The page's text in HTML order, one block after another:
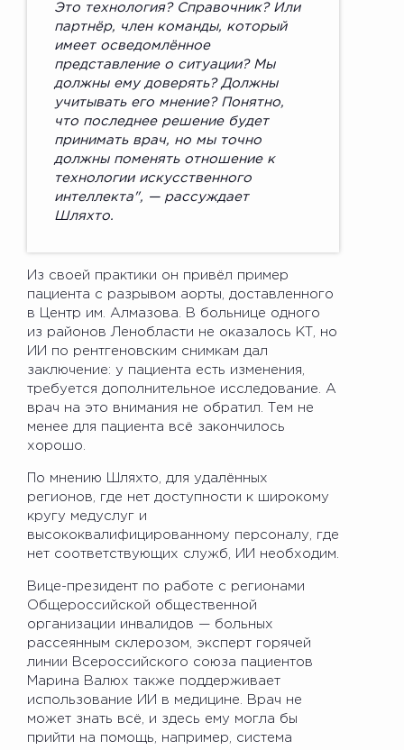
Это технология? Справочник? Или
партнёр, член команды, который
имеет осведомлённое
представление о ситуации? Мы
должны ему доверять? Должны
учитывать его мнение? Понятно,
что последнее решение будет
принимать врач, но мы точно
должны поменять отношение к
технологии искусственного
интеллекта", — рассуждает
Шляхто.
Из своей практики он привёл пример
пациента с разрывом аорты, доставленного
в Центр им. Алмазова. В больнице одного
из районов Ленобласти не оказалось КТ, но
ИИ по рентгеновским снимкам дал
заключение: у пациента есть изменения,
требуется дополнительное исследование. А
врач на это внимания не обратил. Тем не
менее для пациента всё закончилось
хорошо.
По мнению Шляхто, для удалённых
регионов, где нет доступности к широкому
кругу медуслуг и
высококвалифицированному персоналу, где
нет соответствующих служб, ИИ необходим.
Вице-президент по работе с регионами
Общероссийской общественной
организации инвалидов — больных
рассеянным склерозом, эксперт горячей
линии Всероссийского союза пациентов
Марина Валюх также поддерживает
использование ИИ в медицине. Врач не
может знать всё, и здесь ему могла бы
прийти на помощь, например, система